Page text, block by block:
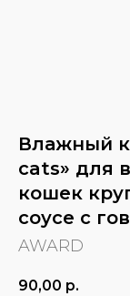
Влажный
cats» для
кошек
соусе с
AWARD
90,00 р.